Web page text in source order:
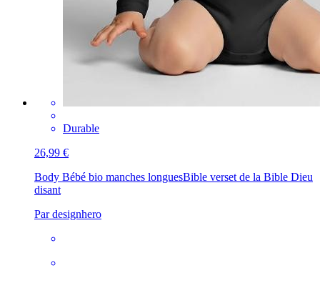
Durable
26,99 €
Body Bébé bio manches longuesBible verset de la Bible Dieu
disant
Par designhero